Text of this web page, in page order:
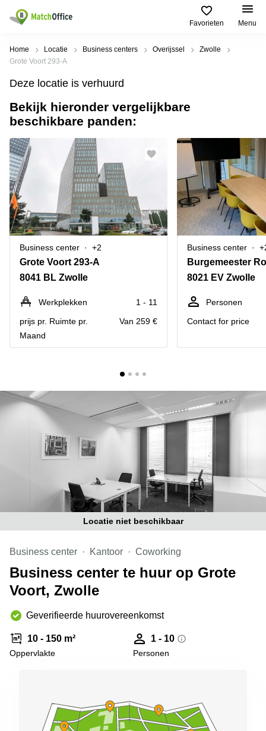
Favorieten Menu
Huren / Verhuren
Productpagina's
Kantoorruimten
Business
Flexplekken
Coworking
Spaces
Vergaderruimten
Virtueel
Kantoor
Bedrijfsruimte
Populaire
Steden
Alkmaar
Oost
Amsterdam
Westpoort
Bergen
op
Zoom
Amersfoort
Breda
Hengelo
Hilversum
Hoofddorp
Deventer
Tilburg
Amsterdam
Westpoort
Populaire
zoekopdrachten
Kantoorruimte
in Breda
Kantoor
huren
Bergen
op
Zoom
Kantoor
huren
Tiel
Kantoor
huren
Reeuwijk
Business
Arnhem
Business
center
Hilversum
Business
Coworking
Breda
Coworking
in Arnhem
Coworking
Hilversum
Coworking
space
Zwolle
Kantoor
Help
Over ons
Voeg je kantoorruimte toe
Huurprijs
Home Locatie Business centers Overijssel
Zwolle
Grote Voort 293-A
Deze locatie is verhuurd
Bekijk hieronder vergelijkbare
beschikbare panden:
Business center +2
Grote Voort 293-A
8041 BL Zwolle
Werkplekken
1 - 11
prijs pr. Ruimte pr.
Maand
Van 259 €
Business center
Burgemeester
8021 EV Zwolle
Personen
Contact for price
Locatie niet beschikbaar
Business center Kantoor Coworking
Business center te huur op Grote
Voort, Zwolle
Geverifieerde huurovereenkomst
10 - 150 m²
Oppervlakte
1 - 10
Personen